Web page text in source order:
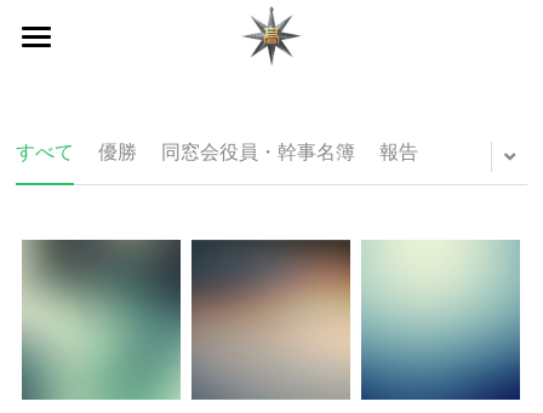
会報
すべて 優勝 同窓会役員・幹事名簿 報告